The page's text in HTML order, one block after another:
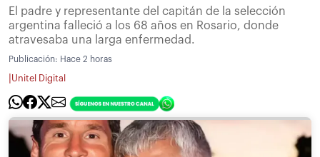
El padre y representante del capitán de la selección
argentina falleció a los 68 años en Rosario, donde
atravesaba una larga enfermedad.
Publicación: Hace 2 horas
Unitel Digital